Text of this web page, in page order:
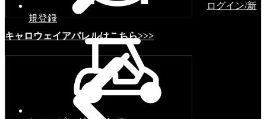
キャロウェイアパレルはこちら>>>
ログイン/新
規登録